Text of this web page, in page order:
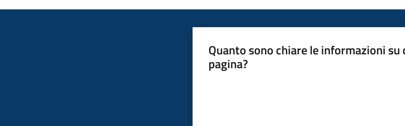
Quanto sono chiare le informazioni su
pagina?